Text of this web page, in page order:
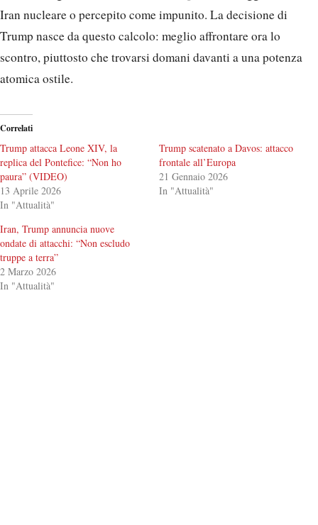
Iran nucleare o percepito come impunito. La decisione di
Trump nasce da questo calcolo: meglio affrontare ora lo
scontro, piuttosto che trovarsi domani davanti a una potenza
atomica ostile.
Correlati
Trump attacca Leone XIV, la
replica del Pontefice: “Non ho
paura” (VIDEO)
13 Aprile 2026
In "Attualità"
Trump scatenato a Davos: attacco
frontale all’Europa
21 Gennaio 2026
In "Attualità"
Iran, Trump annuncia nuove
ondate di attacchi: “Non escludo
truppe a terra”
2 Marzo 2026
In "Attualità"